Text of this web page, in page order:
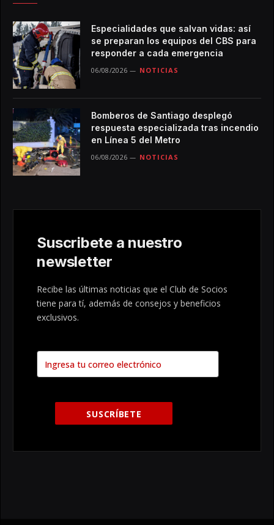
Especialidades que salvan vidas: así
se preparan los equipos del CBS para
responder a cada emergencia
06/08/2026 NOTICIAS
Bomberos de Santiago desplegó
respuesta especializada tras incendio
en Línea 5 del Metro
06/08/2026 NOTICIAS
Suscribete a nuestro
newsletter
Recibe las últimas noticias que el Club de Socios
tiene para tí, además de consejos y beneficios
exclusivos.